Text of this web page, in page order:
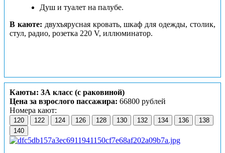
Душ и туалет на палубе.
В каюте: двухъярусная кровать, шкаф для одежды, столик,
стул, радио, розетка 220 V, иллюминатор.
Каюты: 3А класс (с раковиной)
Цена за взрослого пассажира: 66800 рублей
Номера кают:
120 122 124 126 128 130 132 134 136
138
140